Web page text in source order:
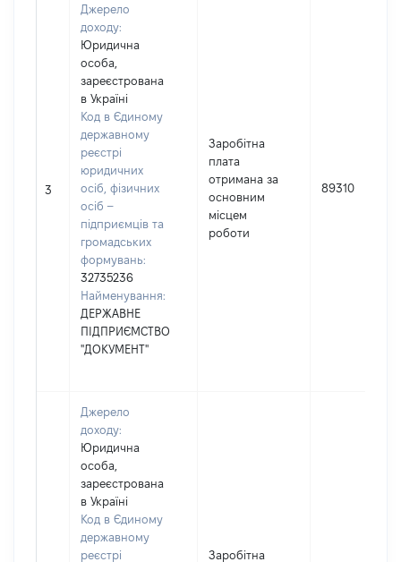
3
Джерело
доходу:
Юридична
особа,
зареєстрована
в Україні
Код в Єдиному
державному
реєстрі
юридичних
осіб, фізичних
осіб –
підприємців та
громадських
формувань:
32735236
Найменування:
ДЕРЖАВНЕ
ПІДПРИЄМСТВО
"ДОКУМЕНТ"
Заробітна
плата
отримана за
основним
місцем
роботи
89310
Джерело
доходу:
Юридична
особа,
зареєстрована
в Україні
Код в Єдиному
державному
реєстрі
Заробітна